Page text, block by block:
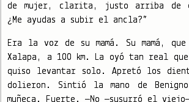
de mujer, clarita, justo arriba de
¿Me ayudas a subir el ancla?”
Era la voz de su mamá. Su mamá,
Xalapa, a 100 km. La oyó tan real
quiso levantar solo. Apretó los
dolieron. Sintió la mano de
muñeca. Fuerte. —No —susurró el